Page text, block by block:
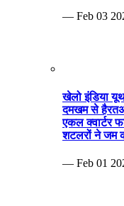
— Feb 03
खेलो इंडिया
दमखम से
एकल क्वार्टर
शटलरों ने जम
— Feb 01